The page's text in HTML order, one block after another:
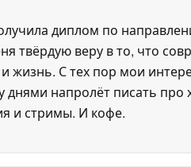
диплом по
твёрдую веру в то, что
жизнь. С тех пор мои
напролёт писать
и стримы. И кофе.